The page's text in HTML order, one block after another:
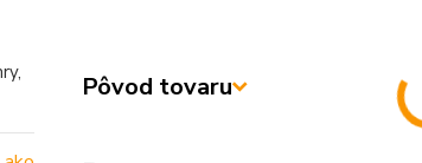
Pôvod tovaru